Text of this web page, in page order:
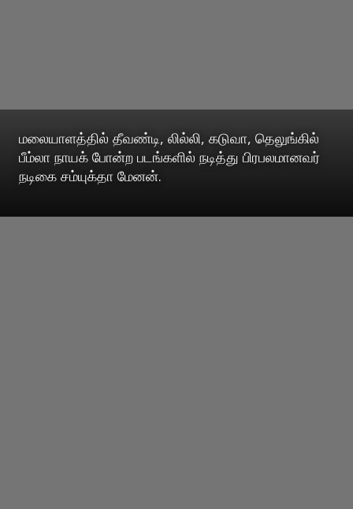
மலையாளத்தில் தீவண்டி, லில்லி, கடுவா, தெலுங்கில்
பீம்லா நாயக் போன்ற படங்களில் நடித்து பிரபலமானவர்
நடிகை சம்யுக்தா மேனன்.